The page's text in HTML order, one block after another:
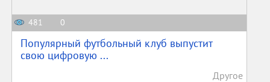
481 0
Популярный футбольный клуб выпустит
свою цифровую ...
Другое